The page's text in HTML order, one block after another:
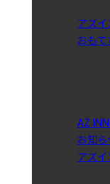
アズ
おもて
AZ
お知ら
アズイ